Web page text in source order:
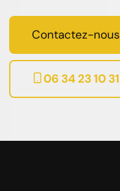
Contactez-nous
06 34 23 10 31